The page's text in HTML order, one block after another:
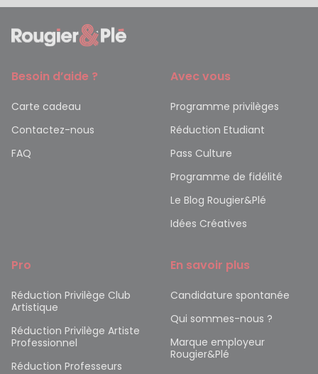
Besoin d’aide ?
Carte cadeau
Contactez-nous
FAQ
Avec vous
Programme privilèges
Réduction Etudiant
Pass Culture
Programme de fidélité
Le Blog Rougier&Plé
Idées Créatives
Pro
Réduction Privilège Club
Artistique
Réduction Privilège Artiste
Professionnel
Réduction Professeurs
En savoir plus
Candidature spontanée
Qui sommes-nous ?
Marque employeur
Rougier&Plé